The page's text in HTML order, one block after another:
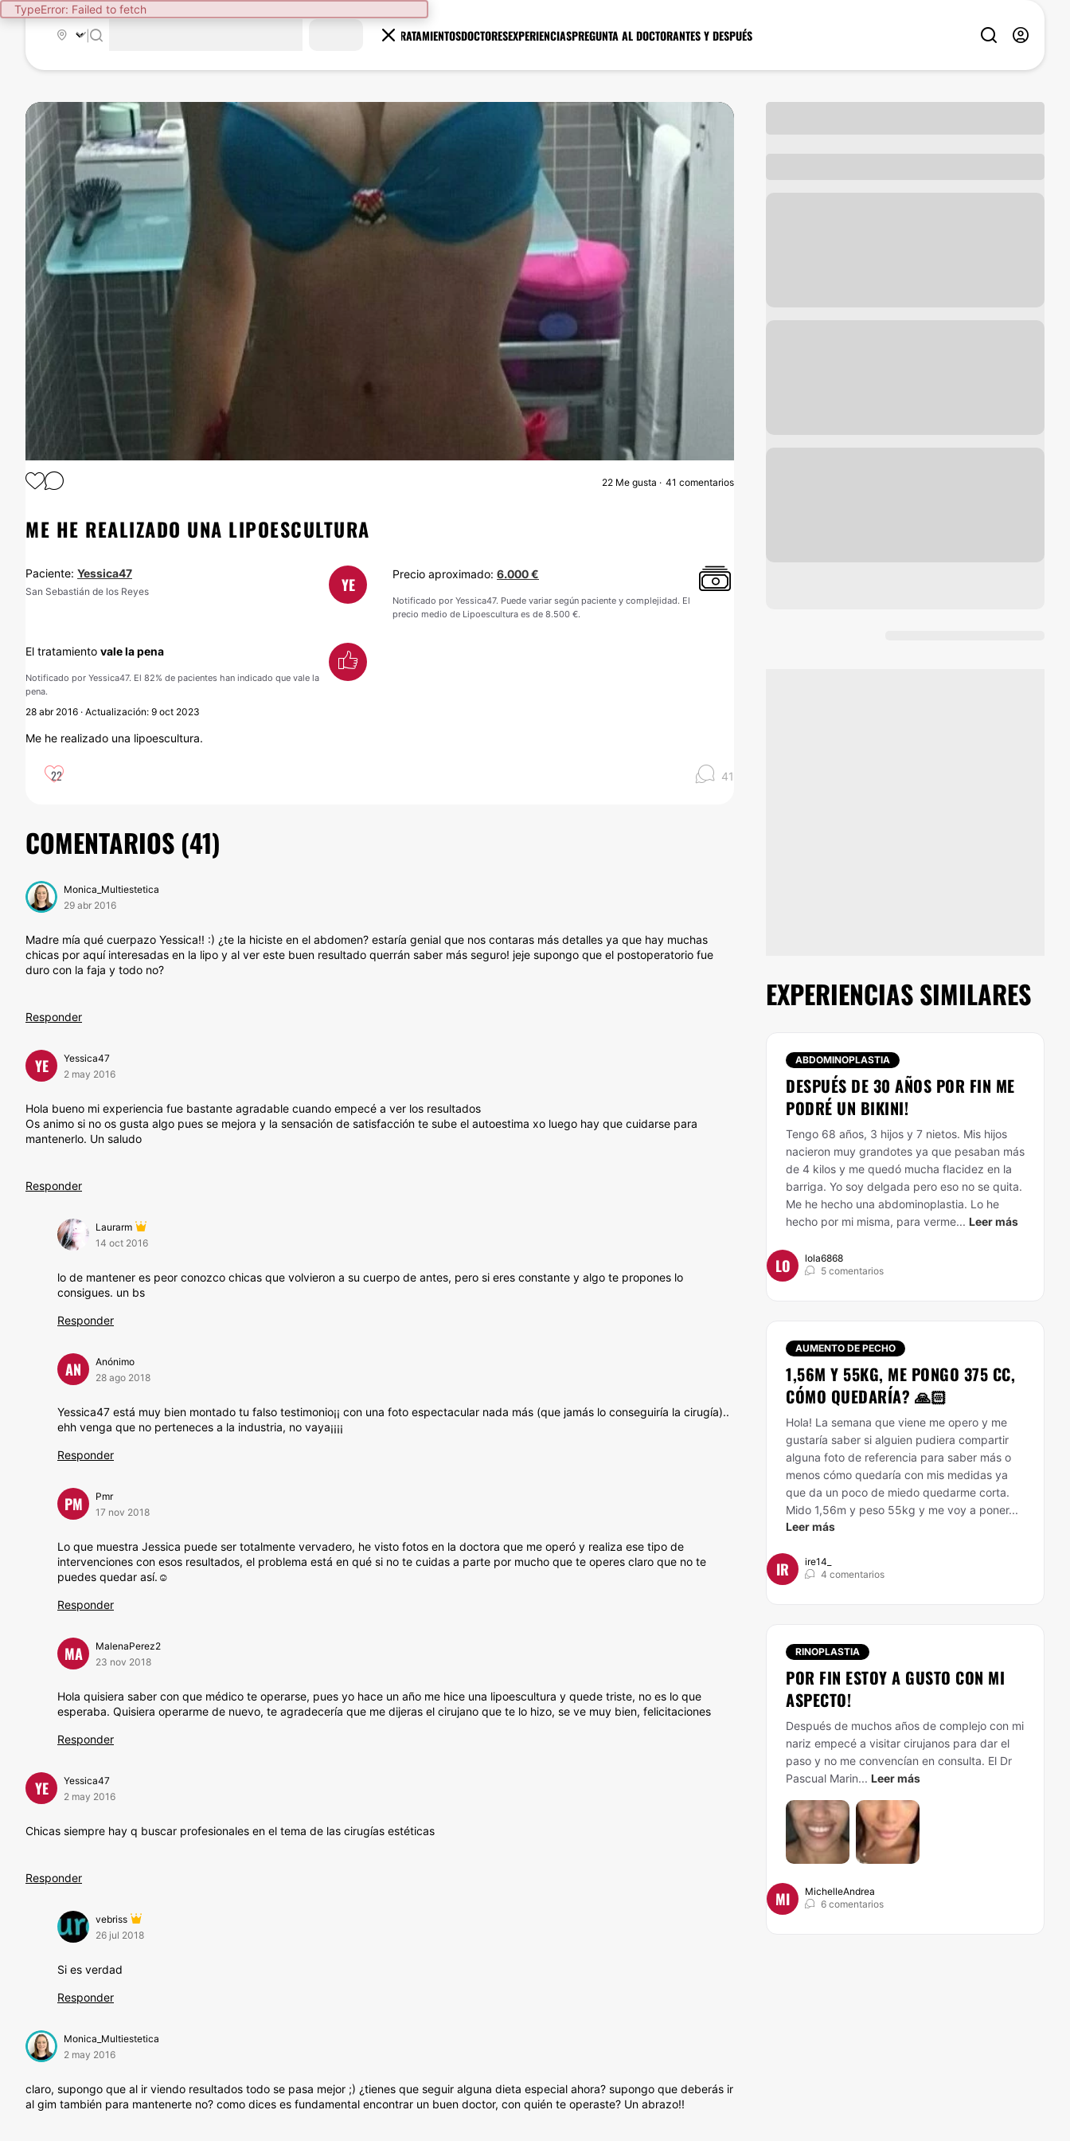
TypeError: Failed to fetch
TRATAMIENTOSDOCTORESEXPERIENCIASPREGUNTA AL DOCTORANTES Y DESPUÉS
LIPOESCULTURA
22 Me gusta 41 comentarios
ME HE REALIZADO UNA LIPOESCULTURA
Paciente: Yessica47
San Sebastián de los Reyes YE Precio aproximado: 6.000 €
Notificado por Yessica47. Puede variar según paciente y complejidad. El
precio medio de Lipoescultura es de 8.500 €.
El tratamiento vale la pena
Notificado por Yessica47. El 82% de pacientes han indicado que vale la
pena.
28 abr 2016 · Actualización: 9 oct 2023
Me he realizado una lipoescultura.
22 41
COMENTARIOS (41)
Monica_Multiestetica
29 abr 2016
Madre mía qué cuerpazo Yessica!! :) ¿te la hiciste en el abdomen? estaría genial que nos contaras más detalles ya que hay muchas
chicas por aquí interesadas en la lipo y al ver este buen resultado querrán saber más seguro! jeje supongo que el postoperatorio fue
duro con la faja y todo no?
Responder
YE
Yessica47
2 may 2016
Hola bueno mi experiencia fue bastante agradable cuando empecé a ver los resultados
Os animo si no os gusta algo pues se mejora y la sensación de satisfacción te sube el autoestima xo luego hay que cuidarse para
mantenerlo. Un saludo
Responder
Laurarm
14 oct 2016
lo de mantener es peor conozco chicas que volvieron a su cuerpo de antes, pero si eres constante y algo te propones lo
consigues. un bs
Responder
AN
Anónimo
28 ago 2018
Yessica47 está muy bien montado tu falso testimonio¡¡ con una foto espectacular nada más (que jamás lo conseguiría la cirugía)..
ehh venga que no perteneces a la industria, no vaya¡¡¡¡
Responder
PM
Pmr
17 nov 2018
Lo que muestra Jessica puede ser totalmente vervadero, he visto fotos en la doctora que me operó y realiza ese tipo de
intervenciones con esos resultados, el problema está en qué si no te cuidas a parte por mucho que te operes claro que no te
puedes quedar así.☺
Responder
MA
MalenaPerez2
23 nov 2018
Hola quisiera saber con que médico te operarse, pues yo hace un año me hice una lipoescultura y quede triste, no es lo que
esperaba. Quisiera operarme de nuevo, te agradecería que me dijeras el cirujano que te lo hizo, se ve muy bien, felicitaciones
Responder
YE
Yessica47
2 may 2016
Chicas siempre hay q buscar profesionales en el tema de las cirugías estéticas
Responder
vebriss
26 jul 2018
Si es verdad
Responder
Monica_Multiestetica
2 may 2016
claro, supongo que al ir viendo resultados todo se pasa mejor ;) ¿tienes que seguir alguna dieta especial ahora? supongo que deberás ir
al gim también para mantenerte no? como dices es fundamental encontrar un buen doctor, con quién te operaste? Un abrazo!!
EXPERIENCIAS SIMILARES
ABDOMINOPLASTIA
DESPUÉS DE 30 AÑOS POR FIN ME
PODRÉ UN BIKINI!
Tengo 68 años, 3 hijos y 7 nietos. Mis hijos
nacieron muy grandotes ya que pesaban más
de 4 kilos y me quedó mucha flacidez en la
barriga. Yo soy delgada pero eso no se quita.
Me he hecho una abdominoplastia. Lo he
hecho por mi misma, para verme... Leer más
LO
lola6868
5 comentarios
AUMENTO DE PECHO
1,56M Y 55KG, ME PONGO 375 CC,
CÓMO QUEDARÍA? 🙏🏻
Hola! La semana que viene me opero y me
gustaría saber si alguien pudiera compartir
alguna foto de referencia para saber más o
menos cómo quedaría con mis medidas ya
que da un poco de miedo quedarme corta.
Mido 1,56m y peso 55kg y me voy a poner...
Leer más
IR
ire14_
4 comentarios
RINOPLASTIA
POR FIN ESTOY A GUSTO CON MI
ASPECTO!
Después de muchos años de complejo con mi
nariz empecé a visitar cirujanos para dar el
paso y no me convencían en consulta. El Dr
Pascual Marin... Leer más
MI
MichelleAndrea
6 comentarios